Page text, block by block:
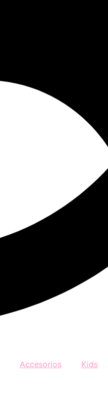
Accesorios Kids